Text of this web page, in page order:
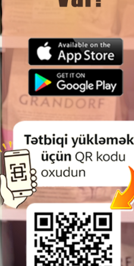
Rəng:boz-ağ Ölçü:31×14×43sm
(0 Rəylər)
Çəki Qiymət
Almaq
1 ədəd
14.00